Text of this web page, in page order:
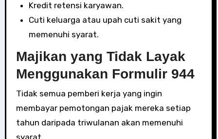
Kredit retensi karyawan.
Cuti keluarga atau upah cuti sakit yang
memenuhi syarat.
Majikan yang Tidak Layak
Menggunakan Formulir 944
Tidak semua pemberi kerja yang ingin
membayar pemotongan pajak mereka setiap
tahun daripada triwulanan akan memenuhi
syarat.